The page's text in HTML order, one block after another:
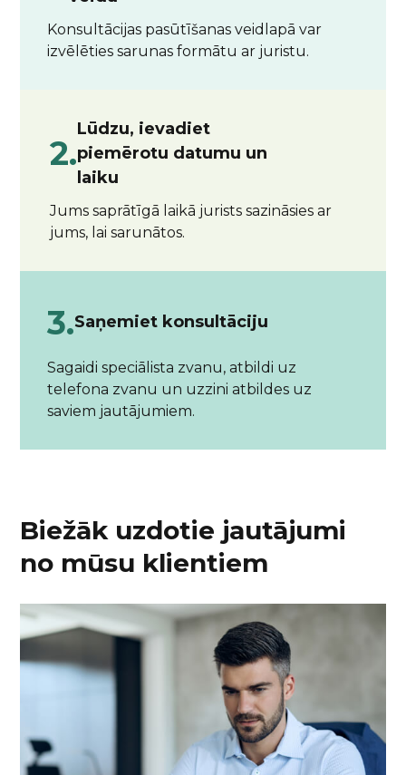
Konsultācijas pasūtīšanas veidlapā var
izvēlēties sarunas formātu ar juristu.
2.
Lūdzu, ievadiet
piemērotu datumu un
laiku
Jums saprātīgā laikā jurists sazināsies ar
jums, lai sarunātos.
3.Saņemiet konsultāciju
Sagaidi speciālista zvanu, atbildi uz
telefona zvanu un uzzini atbildes uz
saviem jautājumiem.
Biežāk uzdotie jautājumi
no mūsu klientiem